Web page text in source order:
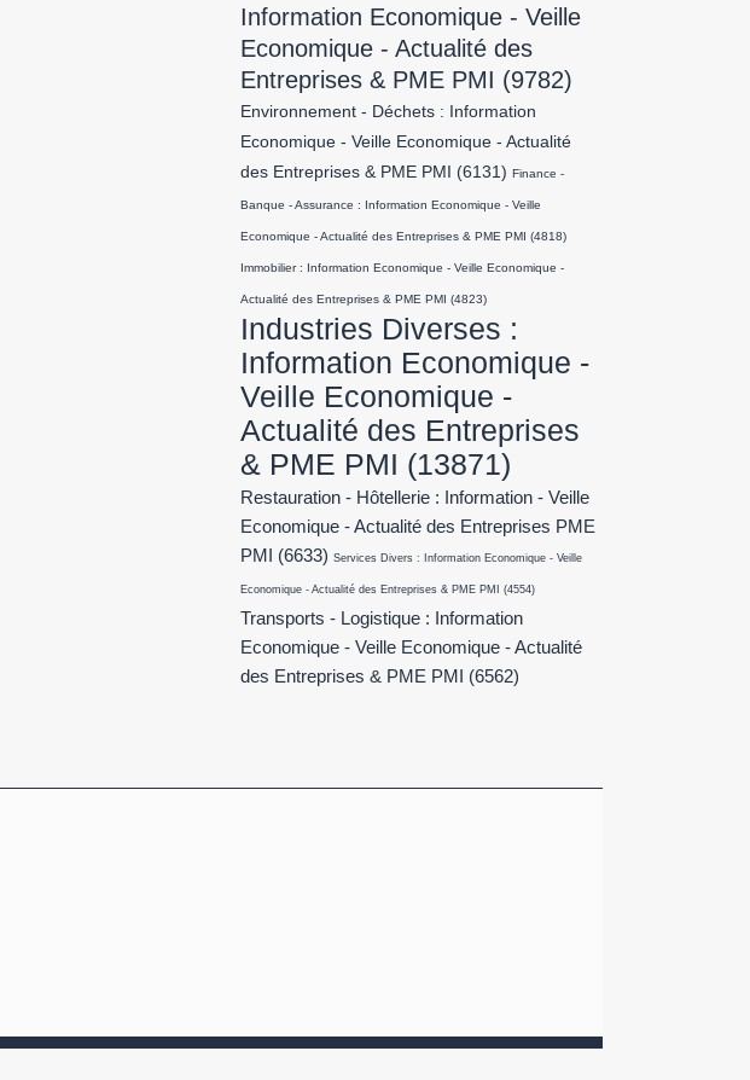
Information Economique - Veille
Economique - Actualité des
Entreprises & PME PMI (9782)
Environnement - Déchets : Information
Economique - Veille Economique - Actualité
des Entreprises & PME PMI
(6131) Finance -
Banque - Assurance : Information Economique - Veille
Economique - Actualité des Entreprises & PME PMI (4818)
Immobilier : Information Economique - Veille Economique -
Actualité des Entreprises & PME PMI (4823)
Industries Diverses :
Information Economique -
Veille Economique -
Actualité des Entreprises
& PME PMI (13871)
Restauration - Hôtellerie : Information - Veille
Economique - Actualité des Entreprises PME
PMI
(6633) Services Divers : Information Economique - Veille
Economique - Actualité des Entreprises & PME PMI (4554)
Transports - Logistique : Information
Economique - Veille Economique - Actualité
des Entreprises & PME PMI
(6562)